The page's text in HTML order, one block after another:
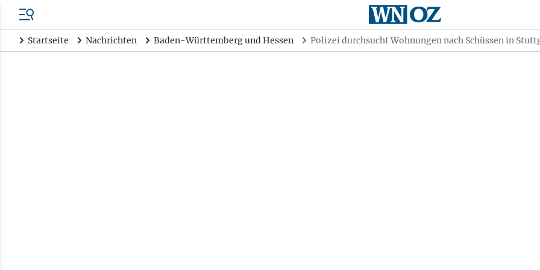
Startseite Nachrichten Baden-Württemberg und Hessen Polizei durchsucht Wohnungen nach Schüssen in